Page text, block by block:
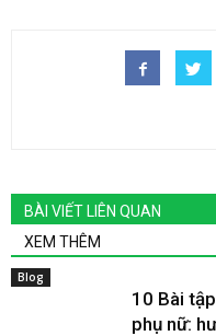
BÀI VIẾT LIÊN QUAN
XEM THÊM
Blog
10 Bài
phụ nữ: